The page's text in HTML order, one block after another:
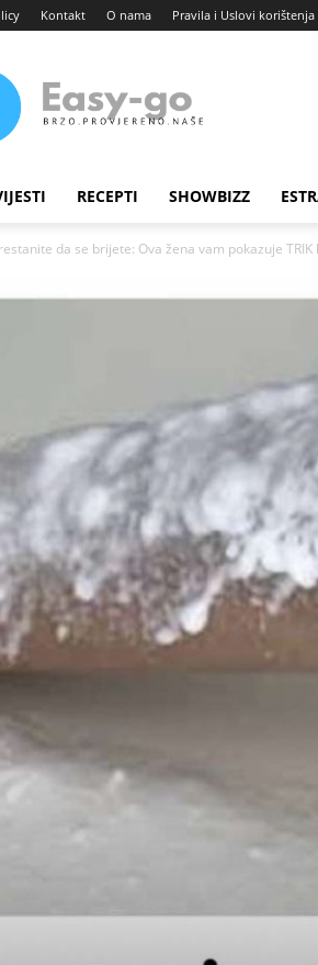
Kontakt O nama Pravila i Uslovi korištenja
portal
RECEPTI SHOWBIZZ
da se brijete: Ova žena vam pokazuje TRIK